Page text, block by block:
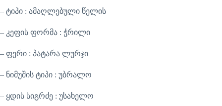
– ტიპი : ამაღლებული წელის
– კეფის ფორმა : ჭრილი
– ფერი : პატარა ლურჯი
– ნიმუშის ტიპი : უბრალო
– ყდის სიგრძე : უსახელო